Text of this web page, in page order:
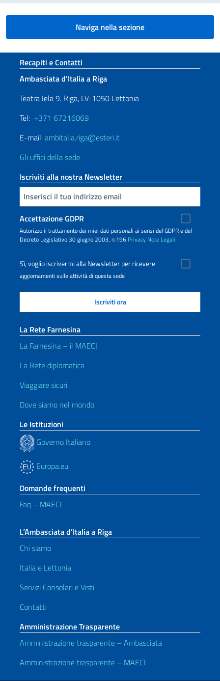
Naviga nella sezione
Sezione footer
Recapiti e Contatti
Ambasciata d’Italia a Riga
Teatra Iela 9. Riga, LV-1050 Lettonia
Tel: +371 67216069
E-mail:ambitalia.riga@esteri.it
Gli uffici della sede
Iscriviti alla nostra Newsletter
Inserisci la tua email
Accettazione GDPR
Autorizzo il trattamento dei miei dati personali ai sensi del GDPR e del
Decreto Legislativo 30 giugno 2003, n.196 Privacy Note Legali
Sì, voglio iscrivermi alla Newsletter per ricevere
aggiornamenti sulle attività di questa sede
La Rete Farnesina
La Farnesina – il MAECI
La Rete diplomatica
Viaggiare sicuri
Dove siamo nel mondo
Le Istituzioni
Governo Italiano
Europa.eu
Domande frequenti
Faq – MAECI
L’Ambasciata d’Italia a Riga
Chi siamo
Italia e Lettonia
Servizi Consolari e Visti
Contatti
Amministrazione Trasparente
Amministrazione trasparente – Ambasciata
Amministrazione trasparente – MAECI